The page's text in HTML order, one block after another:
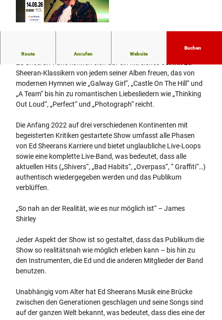
Route Anrufen Website
Buchen
Ein hitreiches Set mit Ed Sheeran-Klassikern
Sheeran-Klassikern von jedem seiner Alben freuen, das von
modernen Hymnen wie „Galway Girl“, „Castle On The Hill“ und
„A Team“ bis hin zu romantischen Liebesliedern wie „Thinking
Out Loud“, „Perfect“ und „Photograph“ reicht.
Die Anfang 2022 auf drei verschiedenen Kontinenten mit
begeisterten Kritiken gestartete Show umfasst alle Phasen
von Ed Sheerans Karriere und bietet unglaubliche Live-Loops
sowie eine komplette Live-Band, was bedeutet, dass alle
aktuellen Hits („Shivers“, „Bad Habits“, „Overpass“, “ Graffiti“…)
authentisch wiedergegeben werden und das Publikum
verblüffen.
„So nah an der Realität, wie es nur möglich ist“ – James
Shirley
Jeder Aspekt der Show ist so gestaltet, dass das Publikum die
Show so realitätsnah wie möglich erleben kann – bis hin zu
den Instrumenten, die Ed und die anderen Mitglieder der Band
benutzen.
Unabhängig vom Alter hat Ed Sheerans Musik eine Brücke
zwischen den Generationen geschlagen und seine Songs sind
auf der ganzen Welt bekannt, was bedeutet, dass dies eine der